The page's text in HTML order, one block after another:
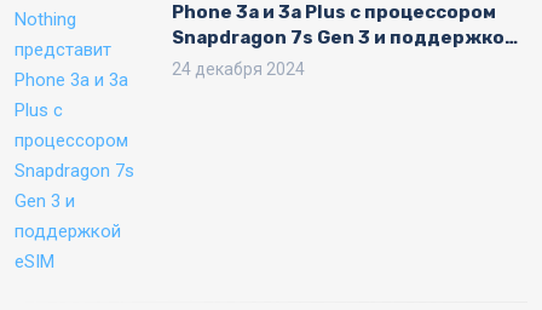
Phone 3a и 3a Plus с процессором
Snapdragon 7s Gen 3 и поддержкой
eSIM
24 декабря 2024